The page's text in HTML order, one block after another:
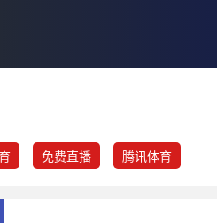
免费直播 腾讯体育